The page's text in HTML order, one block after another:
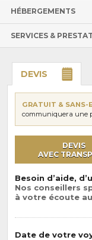
HÉBERGEMENTS
SERVICES &
DEVIS
GRATUIT & SANS-
communiquera une
DEVIS
AVEC
Besoin d’aide,
Nos conseillers
à votre écoute au
Date de votre